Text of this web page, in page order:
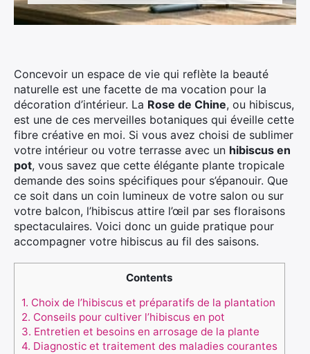
Concevoir un espace de vie qui reflète la beauté
naturelle est une facette de ma vocation pour la
décoration d’intérieur. La Rose de Chine, ou hibiscus,
est une de ces merveilles botaniques qui éveille cette
fibre créative en moi. Si vous avez choisi de sublimer
votre intérieur ou votre terrasse avec un hibiscus en
pot, vous savez que cette élégante plante tropicale
demande des soins spécifiques pour s’épanouir. Que
ce soit dans un coin lumineux de votre salon ou sur
votre balcon, l’hibiscus attire l’œil par ses floraisons
spectaculaires. Voici donc un guide pratique pour
accompagner votre hibiscus au fil des saisons.
Contents
1. Choix de l’hibiscus et préparatifs de la plantation
2. Conseils pour cultiver l’hibiscus en pot
3. Entretien et besoins en arrosage de la plante
4. Diagnostic et traitement des maladies courantes